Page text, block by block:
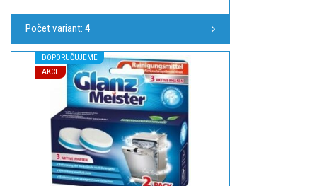
Počet variant: 4
DOPORUČUJEME
AKCE